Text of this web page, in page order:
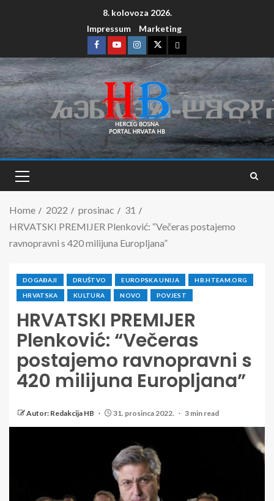
8. kolovoza 2026.
Impressum
Marketing
Home 2022 prosinac
31
HRVATSKI PREMIJER Plenković: “Večeras postajemo
ravnopravni s 420 milijuna Europljana”
DOGAĐAJI DRUŠTVO EUROPSKA UNIJA HB.HTEAM.ORG
HRVATSKA KULTURA NOVO POVJEST
HRVATSKI PREMIJER
Plenković: “Večeras
postajemo ravnopravni s
420 milijuna Europljana”
Autor: Redakcija HB 31. prosinca 2022. 3 min read